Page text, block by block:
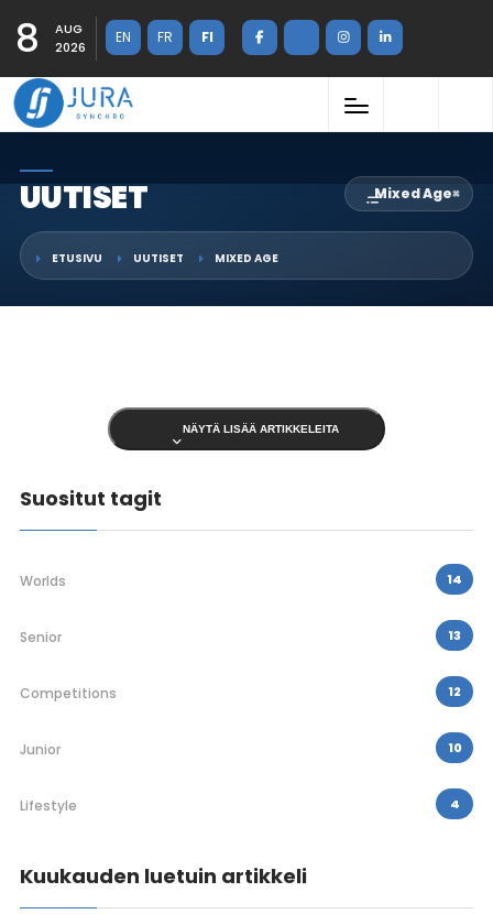
8
AUG
2026
EN FR FI
UUTISET Mixed Age×
ETUSIVU UUTISET MIXED AGE
NÄYTÄ LISÄÄ ARTIKKELEITA
Suositut tagit
Worlds 14
Senior 13
Competitions 12
Junior 10
Lifestyle 4
Kuukauden luetuin artikkeli